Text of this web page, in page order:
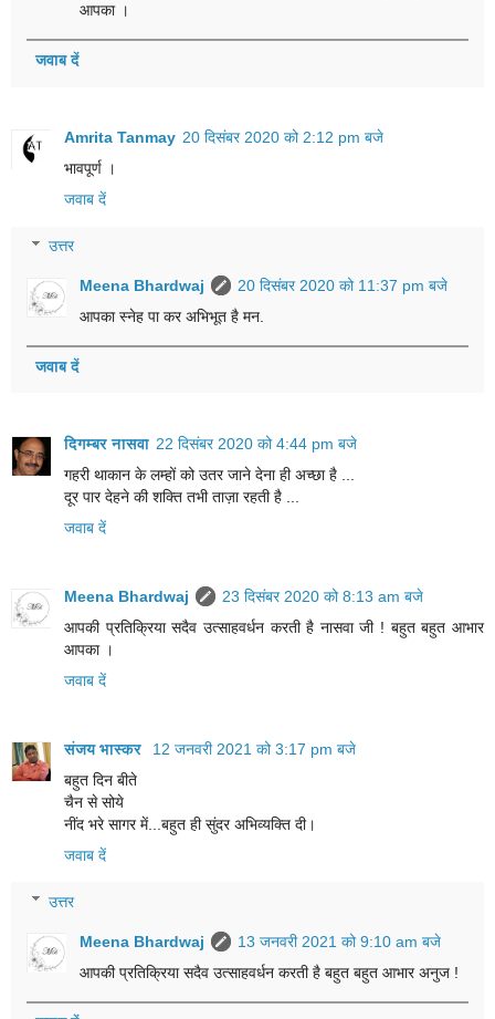
आपका ।
जवाब दें
Amrita Tanmay 20 दिसंबर 2020 को 2:12 pm बजे
भावपूर्ण ।
जवाब दें
उत्तर
Meena Bhardwaj
20 दिसंबर 2020 को 11:37 pm बजे
आपका स्नेह पा कर अभिभूत है मन.
जवाब दें
दिगम्बर नासवा 22 दिसंबर 2020 को 4:44 pm बजे
गहरी थाकान के लम्हों को उतर जाने देना ही अच्छा है ...
दूर पार देहने की शक्ति तभी ताज़ा रहती है ...
जवाब दें
Meena Bhardwaj
23 दिसंबर 2020 को 8:13 am बजे
आपकी प्रतिक्रिया सदैव उत्साहवर्धन करती है नासवा जी ! बहुत बहुत आभार
आपका ।
जवाब दें
संजय भास्‍कर
12 जनवरी 2021 को 3:17 pm बजे
बहुत दिन बीते
चैन से सोये
नींद भरे सागर में...बहुत ही सुंदर अभिव्यक्ति दी।
जवाब दें
उत्तर
Meena Bhardwaj
13 जनवरी 2021 को 9:10 am बजे
आपकी प्रतिक्रिया सदैव उत्साहवर्धन करती है बहुत बहुत आभार अनुज !